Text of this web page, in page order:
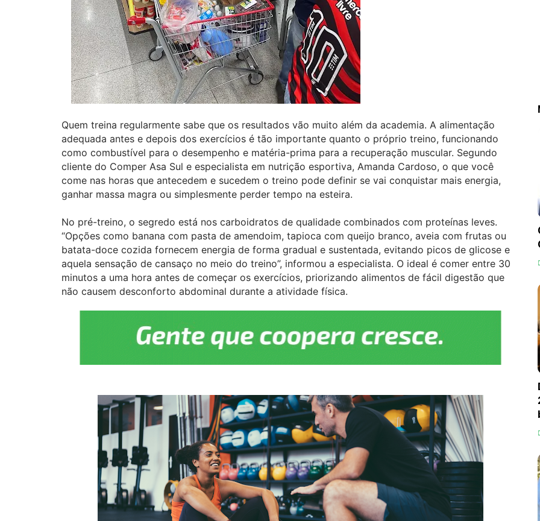
Quem treina regularmente sabe que os resultados vão muito além da academia. A alimentação
adequada antes e depois dos exercícios é tão importante quanto o próprio treino, funcionando
como combustível para o desempenho e matéria-prima para a recuperação muscular. Segundo
cliente do Comper Asa Sul e especialista em nutrição esportiva, Amanda Cardoso, o que você
come nas horas que antecedem e sucedem o treino pode definir se vai conquistar mais energia,
ganhar massa magra ou simplesmente perder tempo na esteira.
No pré-treino, o segredo está nos carboidratos de qualidade combinados com proteínas leves.
“Opções como banana com pasta de amendoim, tapioca com queijo branco, aveia com frutas ou
batata-doce cozida fornecem energia de forma gradual e sustentada, evitando picos de glicose e
aquela sensação de cansaço no meio do treino”, informou a especialista. O ideal é comer entre 30
minutos a uma hora antes de começar os exercícios, priorizando alimentos de fácil digestão que
não causem desconforto abdominal durante a atividade física.